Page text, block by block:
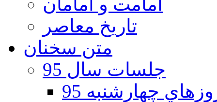
تاریخ معاصر
متن سخنان
جلسات سال 95
چهارشنبه 95